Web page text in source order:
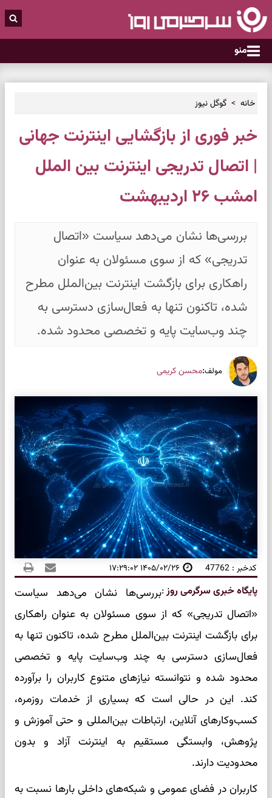
منو
خانه گوگل نیوز
خبر فوری از بازگشایی اینترنت جهانی
| اتصال تدریجی اینترنت بین الملل
امشب ۲۶ اردیبهشت
بررسی‌ها نشان می‌دهد سیاست «اتصال
تدریجی» که از سوی مسئولان به عنوان
راهکاری برای بازگشت اینترنت بین‌الملل مطرح
شده، تاکنون تنها به فعال‌سازی دسترسی به
چند وب‌سایت پایه و تخصصی محدود شده.
مولف:محسن کریمی
کدخبر : 47762 ۱۴۰۵/۰۲/۲۶ ۱۷:۲۹:۰۲
پایگاه خبری سرگرمی روز:بررسی‌ها نشان می‌دهد سیاست
«اتصال تدریجی» که از سوی مسئولان به عنوان راهکاری
برای بازگشت اینترنت بین‌الملل مطرح شده، تاکنون تنها به
فعال‌سازی دسترسی به چند وب‌سایت پایه و تخصصی
محدود شده و نتوانسته نیازهای متنوع کاربران را برآورده
کند. این در حالی است که بسیاری از خدمات روزمره،
کسب‌وکارهای آنلاین، ارتباطات بین‌المللی و حتی آموزش و
پژوهش، وابستگی مستقیم به اینترنت آزاد و بدون
محدودیت دارند.
کاربران در فضای عمومی و شبکه‌های داخلی بارها نسبت به